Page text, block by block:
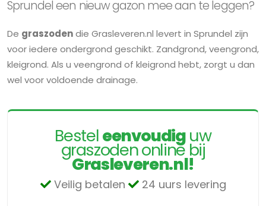
Sprundel een nieuw gazon mee aan te leggen?
De graszodendie Grasleveren.nl levert in Sprundel zijn
voor iedere ondergrond geschikt. Zandgrond, veengrond,
kleigrond. Als u veengrond of kleigrond hebt, zorgt u dan
wel voor voldoende drainage.
Besteleenvoudiguw
graszoden online bij
Grasleveren.nl!
Veilig betalen 24 uurs levering